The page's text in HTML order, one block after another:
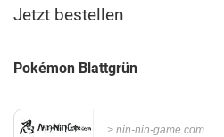
Jetzt bestellen
Pokémon Blattgrün
nin-nin-game.com